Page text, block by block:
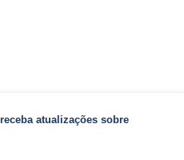
atualizações sobre